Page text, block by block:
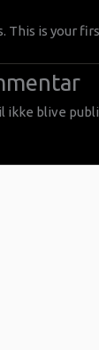
This is your
ikke blive